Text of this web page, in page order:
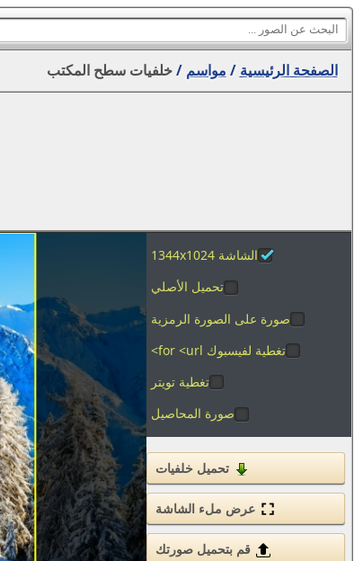
الصفحة الرئيسية / مواسم /خلفيات سطح المكتب
الشاشة 1344x1024
تحميل الأصلي
صورة على الصورة الرمزية
تغطية لفيسبوك for <url>
تغطية تويتر
صورة المحاصيل
تحميل خلفيات
عرض ملء الشاشة
قم بتحميل صورتك